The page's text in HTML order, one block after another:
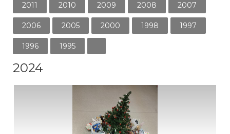
2011 2010 2009 2008 2007
2006 2005 2000 1998 1997
1996 1995
2024